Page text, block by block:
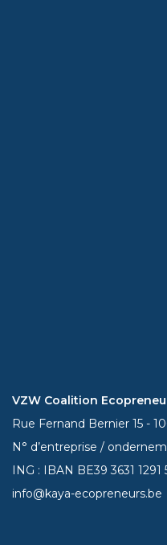
VZW Coalition
Rue Fernand Bernier 15 -
N° d’entreprise /
ING : IBAN BE393631 1291
info@kaya-ecopreneurs.be